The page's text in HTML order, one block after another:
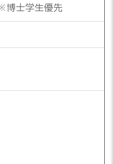
博士学生優先